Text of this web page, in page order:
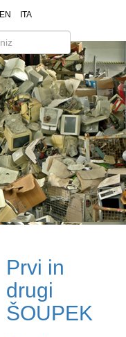
EN
ITA
Prvi in
drugi
ŠOUPEK